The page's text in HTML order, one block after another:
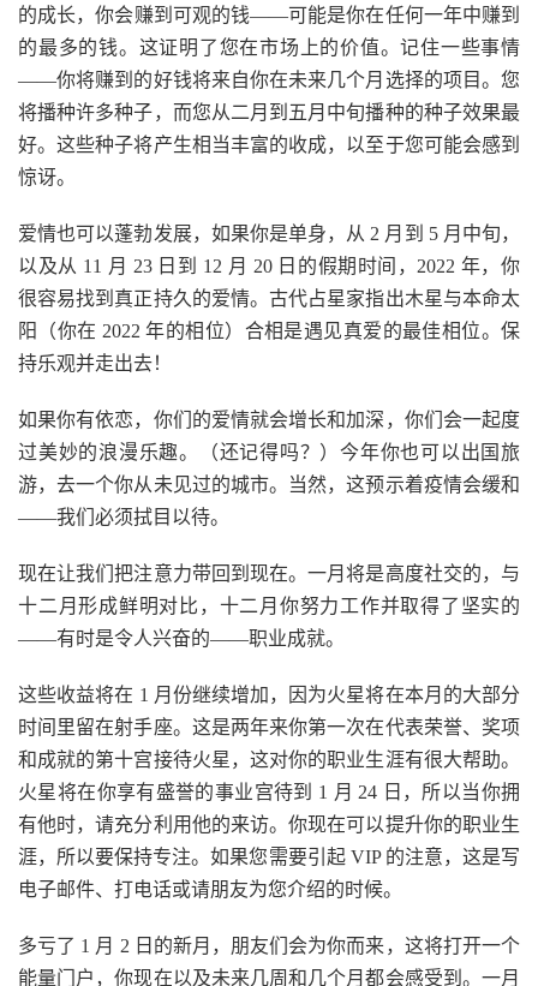
的成长，你会赚到可观的钱——可能是你在任何一年中赚到
的最多的钱。这证明了您在市场上的价值。记住一些事情
——你将赚到的好钱将来自你在未来几个月选择的项目。您
将播种许多种子，而您从二月到五月中旬播种的种子效果最
好。这些种子将产生相当丰富的收成，以至于您可能会感到
惊讶。
爱情也可以蓬勃发展，如果你是单身，从 2 月到 5 月中旬，
以及从 11 月 23 日到 12 月 20 日的假期时间，2022 年，你
很容易找到真正持久的爱情。古代占星家指出木星与本命太
阳（你在 2022 年的相位）合相是遇见真爱的最佳相位。保
持乐观并走出去！
如果你有依恋，你们的爱情就会增长和加深，你们会一起度
过美妙的浪漫乐趣。（还记得吗？）今年你也可以出国旅
游，去一个你从未见过的城市。当然，这预示着疫情会缓和
——我们必须拭目以待。
现在让我们把注意力带回到现在。一月将是高度社交的，与
十二月形成鲜明对比，十二月你努力工作并取得了坚实的
——有时是令人兴奋的——职业成就。
这些收益将在 1 月份继续增加，因为火星将在本月的大部分
时间里留在射手座。这是两年来你第一次在代表荣誉、奖项
和成就的第十宫接待火星，这对你的职业生涯有很大帮助。
火星将在你享有盛誉的事业宫待到 1 月 24 日，所以当你拥
有他时，请充分利用他的来访。你现在可以提升你的职业生
涯，所以要保持专注。如果您需要引起 VIP 的注意，这是写
电子邮件、打电话或请朋友为您介绍的时候。
多亏了 1 月 2 日的新月，朋友们会为你而来，这将打开一个
能量门户，你现在以及未来几周和几个月都会感受到。一月